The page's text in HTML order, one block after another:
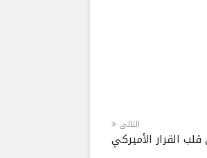
التالى
القرار الأميركي